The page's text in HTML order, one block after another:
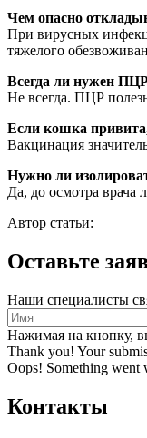
Чем опасно
При вирусных
тяжелого
Всегда ли нужен
Не всегда. ПЦР
Если кошка привита,
Вакцинация
Нужно ли
Да, до осмотра врача
Автор статьи:
Оставьте
Наши специалисты
Нажимая на кнопку,
Thank you! Your
Oops! Something went
Контакты